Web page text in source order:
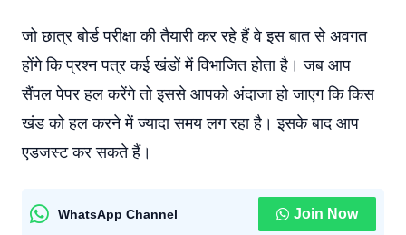
जो छात्र बोर्ड परीक्षा की तैयारी कर रहे हैं वे इस बात से अवगत
होंगे कि प्रश्न पत्र कई खंडों में विभाजित होता है। जब आप
सैंपल पेपर हल करेंगे तो इससे आपको अंदाजा हो जाएग कि किस
खंड को हल करने में ज्यादा समय लग रहा है। इसके बाद आप
एडजस्ट कर सकते हैं।
WhatsApp Channel Join Now